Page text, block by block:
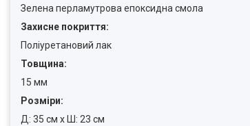
Зелена перламутрова епоксидна смола
Захисне покриття:
Поліуретановий лак
Товщина:
15 мм
Розміри:
Д: 35 см x Ш: 23 см